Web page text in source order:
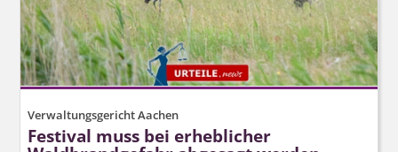
Verwaltungsgericht Aachen
Festival muss bei erheblicher